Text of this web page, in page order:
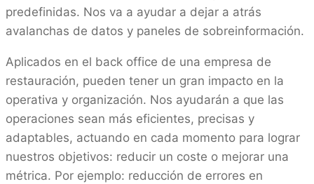
predefinidas. Nos va a ayudar a dejar a atrás
avalanchas de datos y paneles de sobreinformación.
Aplicados en el back office de una empresa de
restauración, pueden tener un gran impacto en la
operativa y organización. Nos ayudarán a que las
operaciones sean más eficientes, precisas y
adaptables, actuando en cada momento para lograr
nuestros objetivos: reducir un coste o mejorar una
métrica. Por ejemplo: reducción de errores en